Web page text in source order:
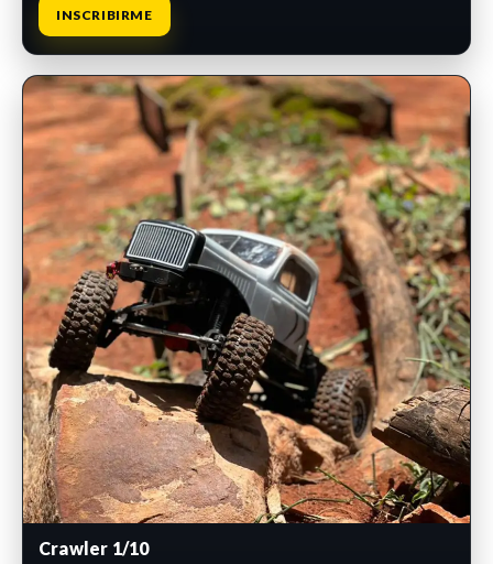
INSCRIBIRME
INSCRIPCIONES ABIERTAS
Crawler 1/10